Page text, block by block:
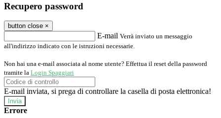
Recupero password
button close ×
E-mail Verrà inviato un messaggio
all'indirizzo indicato con le istruzioni necessarie.
Non hai una e-mail associata al nome utente? Effettua il reset della password
tramite la Login Spaggiari
E-mail inviata, si prega di controllare la casella di posta elettronica!
Errore